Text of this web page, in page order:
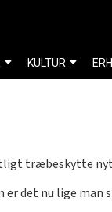
træbeskytte
det nu lige
KULTUR